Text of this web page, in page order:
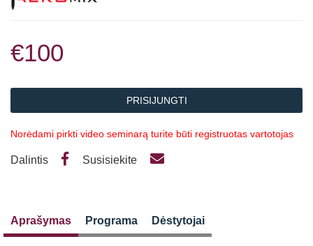
€100
PRISIJUNGTI
Norėdami pirkti video seminarą turite būti registruotas vartotojas
Dalintis Susisiekite
Aprašymas Programa Dėstytojai